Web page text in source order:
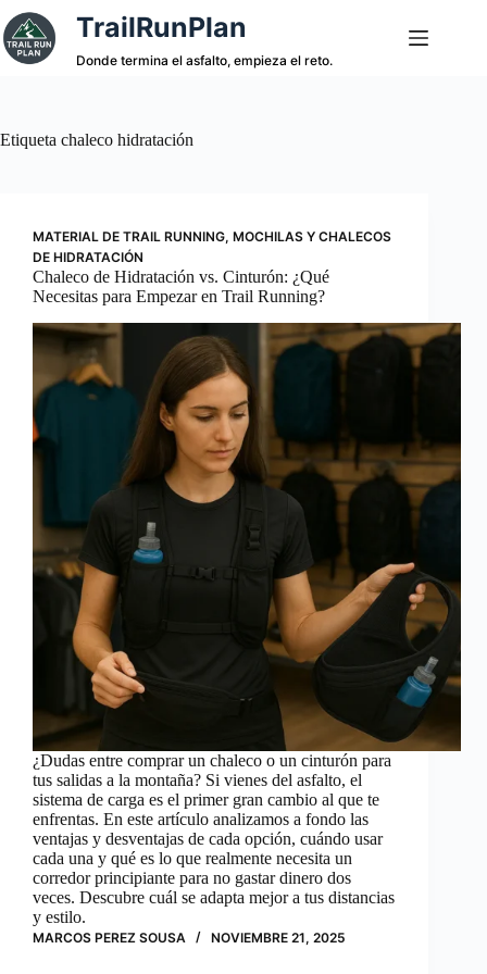
Saltar
al
contenido
TrailRunPlan
Donde termina el asfalto, empieza el reto.
Etiqueta chaleco hidratación
MATERIAL DE TRAIL RUNNING, MOCHILAS Y CHALECOS
DE HIDRATACIÓN
Chaleco de Hidratación vs. Cinturón: ¿Qué
Necesitas para Empezar en Trail Running?
¿Dudas entre comprar un chaleco o un cinturón para
tus salidas a la montaña? Si vienes del asfalto, el
sistema de carga es el primer gran cambio al que te
enfrentas. En este artículo analizamos a fondo las
ventajas y desventajas de cada opción, cuándo usar
cada una y qué es lo que realmente necesita un
corredor principiante para no gastar dinero dos
veces. Descubre cuál se adapta mejor a tus distancias
y estilo.
MARCOS PEREZ SOUSA NOVIEMBRE 21, 2025